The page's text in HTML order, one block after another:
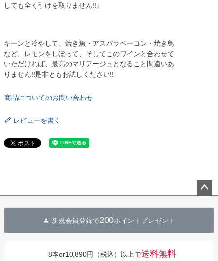
しても全く引けを取りません!!』
キーンと冷やして、焼き魚・アスパラベーコン・焼き鳥
など、レモンをしぼって、そしてこのワインと合わせて
いただければ、最高のマリアージュとなること間違いあ
りません!!是非ともお試しください!!
商品についてのお問い合わせ
レビューを書く
へ
新規会員登録で200ポイントプレゼント
8本or10,890円（税込）以上で送料無料